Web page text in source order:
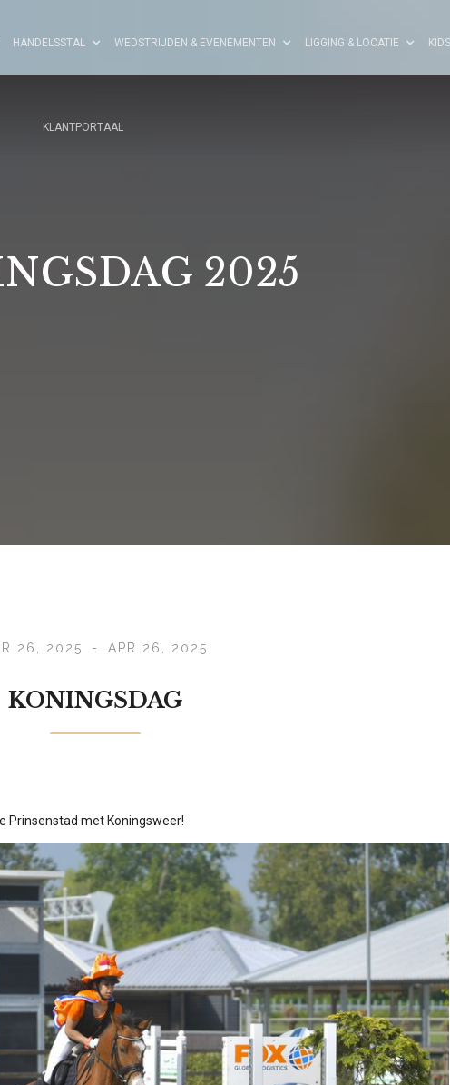
HANDELSSTAL WEDSTRIJDEN & EVENEMENTEN LIGGING & LOCATIE KIDS
KLANTPORTAAL
2025
26, 2025 - APR 26, 2025
KONINGSDAG
Prinsenstad met Koningsweer!